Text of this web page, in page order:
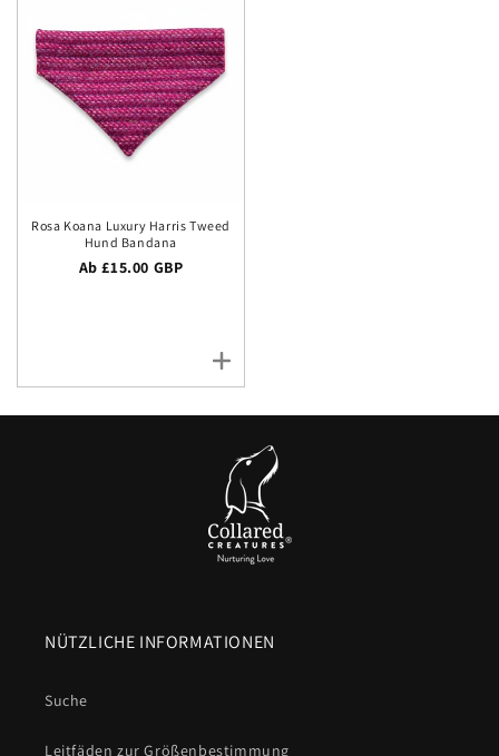
Rosa Koana Luxury Harris Tweed
Hund Bandana
Regulärer Preis
Ab £15.00 GBP
NÜTZLICHE INFORMATIONEN
Suche
Leitfäden zur Größenbestimmung